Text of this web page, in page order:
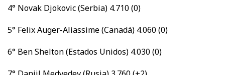
4° Novak Djokovic (Serbia) 4.710 (0)
5° Felix Auger-Aliassime (Canadá) 4.060 (0)
6° Ben Shelton (Estados Unidos) 4.030 (0)